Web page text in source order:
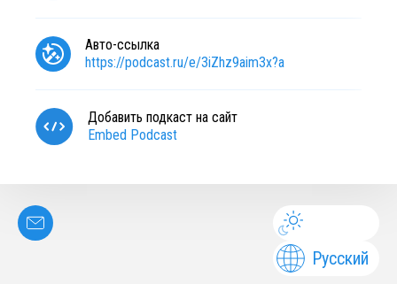
Авто-ссылка
https://podcast.ru/e/3iZhz9aim3x?a
Добавить подкаст на сайт
Embed Podcast
Русский